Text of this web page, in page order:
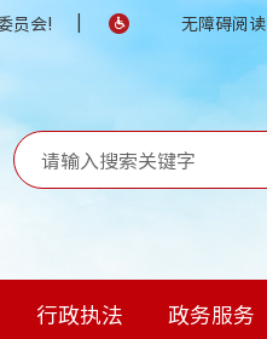
员会! | 无障碍阅读
行政执法 政务服务